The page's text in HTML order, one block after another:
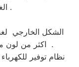
الغساله بنظام الكتروني ذكي .
الشكل الخارجي
اكثر من لون مثل ابيض واسود وسيلفر لتناسب الجميع .